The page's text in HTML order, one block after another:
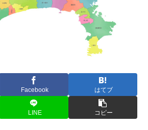
Facebook はてブ
LINE コピー